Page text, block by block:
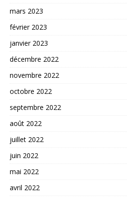
mars 2023
février 2023
janvier 2023
décembre 2022
novembre 2022
octobre 2022
septembre 2022
août 2022
juillet 2022
juin 2022
mai 2022
avril 2022